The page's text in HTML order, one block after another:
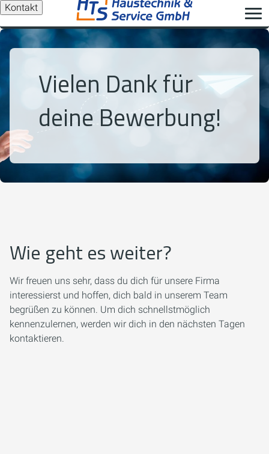
Kontakt
Vielen Dank für
deine Bewerbung!
Wie geht es weiter?
Wir freuen uns sehr, dass du dich für unsere Firma
interessierst und hoffen, dich bald in unserem Team
begrüßen zu können. Um dich schnellstmöglich
kennenzulernen, werden wir dich in den nächsten Tagen
kontaktieren.